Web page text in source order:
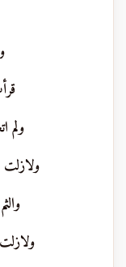
ولم
ولازلت